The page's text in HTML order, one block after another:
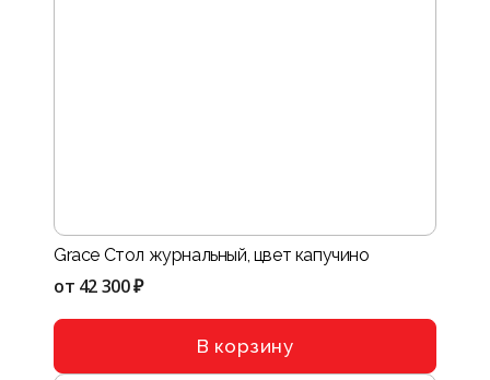
Grace Стол журнальный, цвет капучино
от 42 300 ₽
В корзину